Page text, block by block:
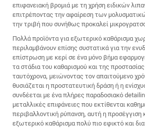
επιφανειακή βρομιά με τη χρήση ειδικών
επιτρέποντας την αφαίρεση των
την τριβή που συνήθως προκαλεί
Πολλά προϊόντα για εξωτερικό καθάρισμα
περιλαμβάνουν επίσης συστατικά για την
επίστρωση με κερί σε ένα μόνο βήμα
τα στάδια του καθαρισμού και της
ταυτόχρονα, μειώνοντας τον απαιτούμενο
θυσιάζεται η προστατευτική δράση ή η
συνδέεται με ένα πλήρες παραδοσιακό
μεταλλικές επιφάνειες που εκτίθενται
περιβαλλοντική ρύπανση, αυτή η προσέγγιση
εξωτερικό καθάρισμα πολύ πιο εφικτό και